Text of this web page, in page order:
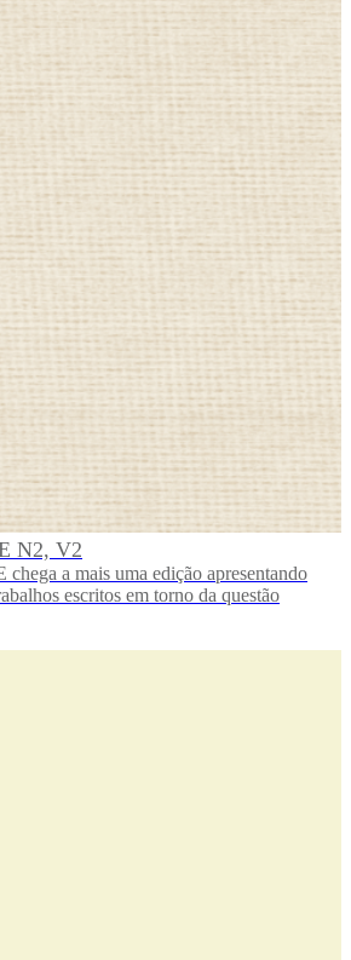
N2, V2
a mais uma edição apresentando
escritos em torno da questão